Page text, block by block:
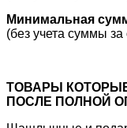
Минимальная
(без учета суммы за
ТОВАРЫ
ПОСЛЕ ПОЛНОЙ